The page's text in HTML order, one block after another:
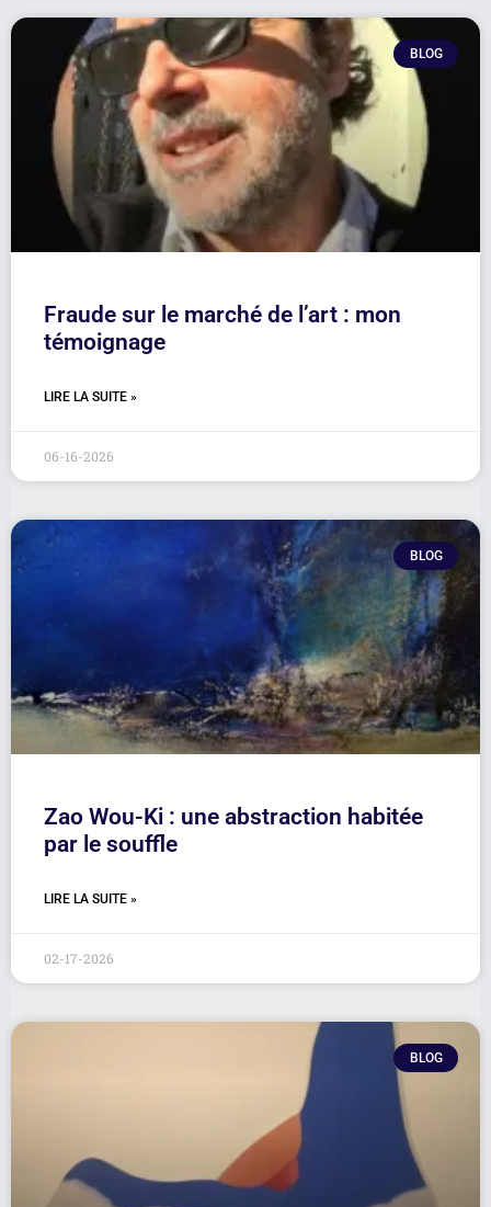
BLOG
Fraude sur le marché de l’art : mon
témoignage
LIRE LA SUITE »
06-16-2026
BLOG
Zao Wou-Ki : une abstraction habitée
par le souffle
LIRE LA SUITE »
02-17-2026
BLOG